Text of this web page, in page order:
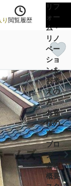
閲覧履歴
リフ
ォー
ム・
リノ
ベー
ショ
ンを
お考
えの
方
お客
様の
声
ブロ
グ
会社
概要